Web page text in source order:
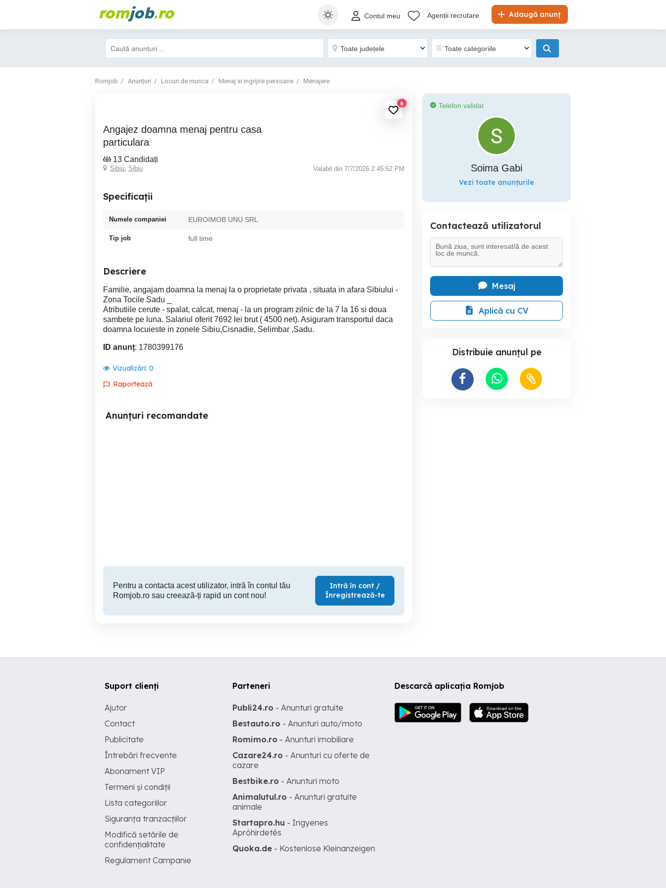
romjob.ro Adaugă anunț
Contul meu Agenții recrutare
Romjob Anunțuri Locuri de munca Menaj si ingrijire persoane Menajere
6
Angajez doamna menaj pentru casa
particulara
13 Candidați
Sibiu, Sibiu Valabil din 7/7/2026 2:45:52 PM
Specificații
Numele companiei EUROIMOB UNU SRL
Tip job full time
Descriere
Familie, angajam doamna la menaj la o proprietate privata , situata in afara Sibiului -
Zona Tocile Sadu _
Atributiile cerute - spalat, calcat, menaj - la un program zilnic de la 7 la 16 si doua
sambete pe luna. Salariul oferit 7692 lei brut ( 4500 net). Asiguram transportul daca
doamna locuieste in zonele Sibiu,Cisnadie, Selimbar ,Sadu.
ID anunț: 1780399176
Vizualizări: 0
Raportează
Anunțuri recomandate
Pentru a contacta acest utilizator, intră în contul tău
Romjob.ro sau creează-ți rapid un cont nou!
Intră în cont /
Înregistrează-te
Telefon validat
Soima Gabi
Vezi toate anunțurile
Contactează utilizatorul
Mesaj
Aplică cu CV
Distribuie anunțul pe
Descarcă aplicația Romjob
Suport clienți
Ajutor
Contact
Publicitate
Întrebări frecvente
Abonament VIP
Termeni și condiții
Lista categoriilor
Siguranța tranzacțiilor
Modifică setările de
confidențialitate
Regulament Campanie
Parteneri
Publi24.ro - Anunturi gratuite
Bestauto.ro - Anunturi auto/moto
Romimo.ro - Anunturi imobiliare
Cazare24.ro - Anunturi cu oferte de
cazare
Bestbike.ro - Anunturi moto
Animalutul.ro - Anunturi gratuite
animale
Startapro.hu - Ingyenes
Apróhirdetés
Quoka.de - Kostenlose Kleinanzeigen